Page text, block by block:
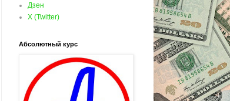
Дзен
X (Twitter)
Абсолютный курс